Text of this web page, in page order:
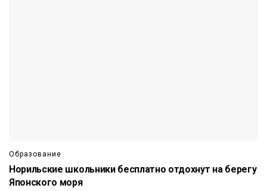
Образование
Норильские школьники бесплатно отдохнут на берегу
Японского моря